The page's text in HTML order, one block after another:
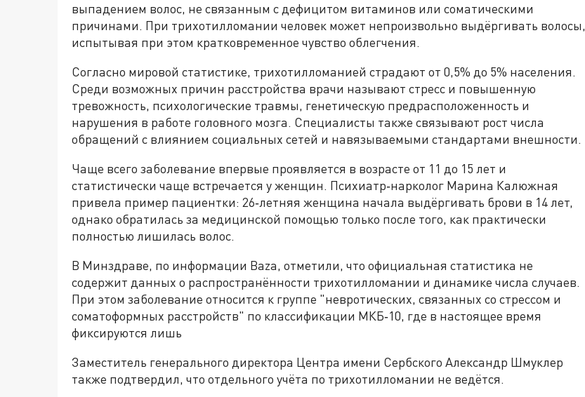
выпадением волос, не связанным с дефицитом витаминов или соматическими
причинами. При трихотилломании человек может непроизвольно выдёргивать волосы,
испытывая при этом кратковременное чувство облегчения.
Согласно мировой статистике, трихотилломанией страдают от 0,5% до 5% населения.
Среди возможных причин расстройства врачи называют стресс и повышенную
тревожность, психологические травмы, генетическую предрасположенность и
нарушения в работе головного мозга. Специалисты также связывают рост числа
обращений с влиянием социальных сетей и навязываемыми стандартами внешности.
Чаще всего заболевание впервые проявляется в возрасте от 11 до 15 лет и
статистически чаще встречается у женщин. Психиатр‑нарколог Марина Калюжная
привела пример пациентки: 26‑летняя женщина начала выдёргивать брови в 14 лет,
однако обратилась за медицинской помощью только после того, как практически
полностью лишилась волос.
В Минздраве, по информации Baza, отметили, что официальная статистика не
содержит данных о распространённости трихотилломании и динамике числа случаев.
При этом заболевание относится к группе "невротических, связанных со стрессом и
соматоформных расстройств" по классификации МКБ‑10, где в настоящее время
фиксируются лишь
Заместитель генерального директора Центра имени Сербского Александр Шмуклер
также подтвердил, что отдельного учёта по трихотилломании не ведётся.